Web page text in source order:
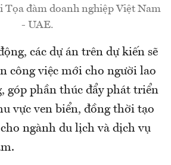
Tọa đàm doanh nghiệp Việt Nam
- UAE.
các dự án trên dự kiến sẽ
công việc mới cho người lao
góp phần thúc đẩy phát triển
vực ven biển, đồng thời tạo
ngành du lịch và dịch vụ